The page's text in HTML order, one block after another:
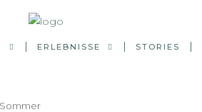
ERLEBNISSE STORIES